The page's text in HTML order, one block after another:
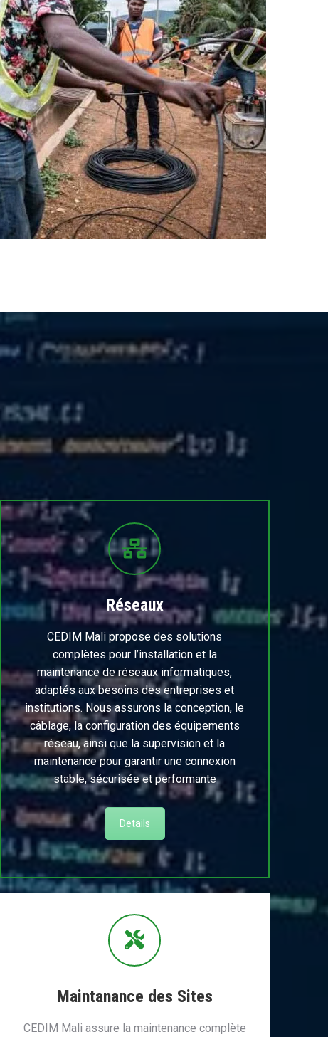
Réseaux
CEDIM Mali propose des solutions
complètes pour l’installation et la
maintenance de réseaux informatiques,
adaptés aux besoins des entreprises et
institutions. Nous assurons la conception, le
câblage, la configuration des équipements
réseau, ainsi que la supervision et la
maintenance pour garantir une connexion
stable, sécurisée et performante
Details
Maintanance des Sites
CEDIM Mali assure la maintenance complète